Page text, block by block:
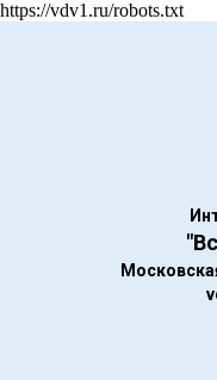
https://vdv1.ru/robots.txt